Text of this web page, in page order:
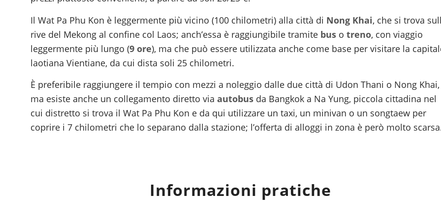
Il Wat Pa Phu Kon è leggermente più vicino (100 chilometri) alla città di Nong Khai, che si trova
rive del Mekong al confine col Laos; anch’essa è raggiungibile tramite bus o treno, con viaggio
leggermente più lungo (9 ore), ma che può essere utilizzata anche come base per visitare la
laotiana Vientiane, da cui dista soli 25 chilometri.
È preferibile raggiungere il tempio con mezzi a noleggio dalle due città di Udon Thani o Nong Khai,
ma esiste anche un collegamento diretto via autobus da Bangkok a Na Yung, piccola cittadina nel
cui distretto si trova il Wat Pa Phu Kon e da qui utilizzare un taxi, un minivan o un songtaew per
coprire i 7 chilometri che lo separano dalla stazione; l’offerta di alloggi in zona è però molto
Informazioni pratiche